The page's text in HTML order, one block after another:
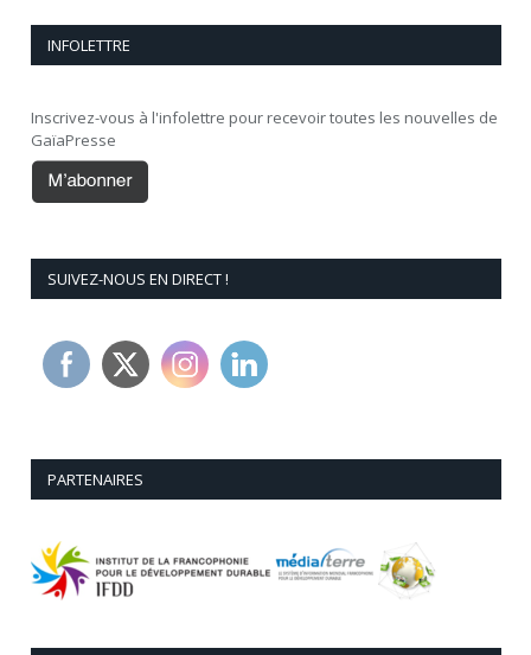
INFOLETTRE
Inscrivez-vous à l'infolettre pour recevoir toutes les nouvelles de
GaïaPresse
SUIVEZ-NOUS EN DIRECT !
PARTENAIRES